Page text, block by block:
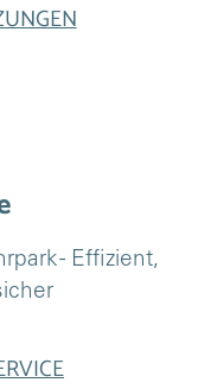
- Effizient,